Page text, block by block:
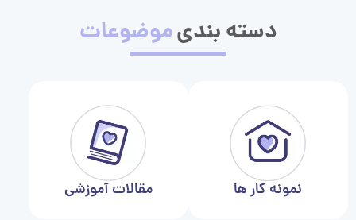
دسته بندیموضوعات
نمونه کار ها مقالات آموزشی